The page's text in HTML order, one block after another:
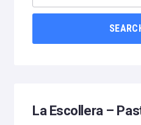
La Escollera –